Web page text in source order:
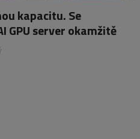
kapacitu. Se
GPU server okamžitě